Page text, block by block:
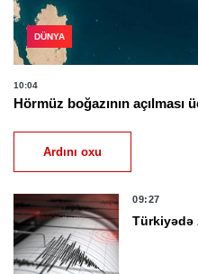
DÜNYA
10:04
Hörmüz boğazının
Ardını oxu
09:27
Türkiyədə